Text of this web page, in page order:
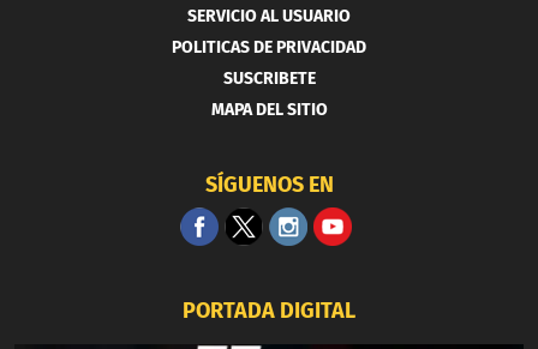
SERVICIO AL USUARIO
POLITICAS DE PRIVACIDAD
SUSCRIBETE
MAPA DEL SITIO
SÍGUENOS EN
PORTADA DIGITAL